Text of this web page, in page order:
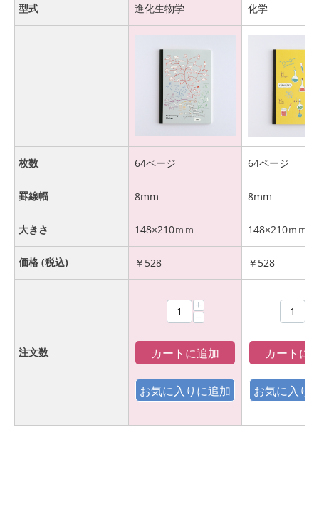
型式 進化生物学 化学
枚数 64ページ 64ページ
罫線幅 8mm 8mm
大きさ 148×210ｍｍ 148×210ｍｍ
価格 (税込) ￥ 528 ￥ 528
注文数
+
−
カートに追加 カートに